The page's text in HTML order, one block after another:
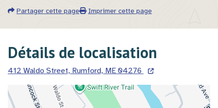
Partager cette page Imprimer cette page
Détails de localisation
412 Waldo Street, Rumford, ME 04276